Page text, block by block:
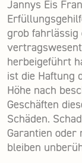
Jannys Eis
grob fahrlässig
herbeigeführt
ist die Haftung
Höhe nach
Geschäften
Schäden.
Garantien oder
bleiben